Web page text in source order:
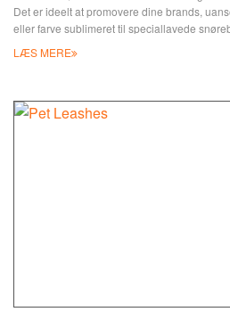
Det er ideelt at promovere dine brands,
eller farve sublimeret til speciallavede
materialer, snørebånd, såsom polyester,
LÆS MERE